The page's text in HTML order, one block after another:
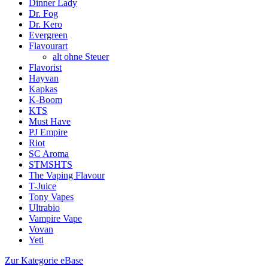
Dinner Lady
Dr. Fog
Dr. Kero
Evergreen
Flavourart
alt ohne Steuer
Flavorist
Hayvan
Kapkas
K-Boom
KTS
Must Have
PJ Empire
Riot
SC Aroma
STMSHTS
The Vaping Flavour
T-Juice
Tony Vapes
Ultrabio
Vampire Vape
Vovan
Yeti
Zur Kategorie eBase